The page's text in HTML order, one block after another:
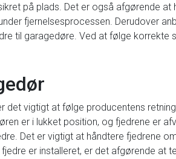
på plads. Det er også afgørende
fjernelsesprocessen. Derudover
til garagedøre. Ved at følge korrekte
det vigtigt at følge producentens
er i lukket position, og fjedrene er
Det er vigtigt at håndtere fjedrene
er installeret, er det afgørende at